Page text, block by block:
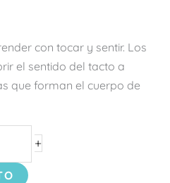
con tocar y sentir. Los
el sentido del tacto a
que forman el cuerpo de
+